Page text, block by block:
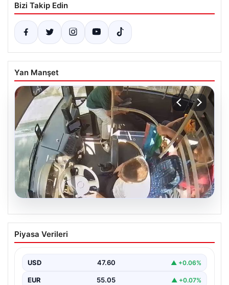
Bizi Takip Edin
Yan Manşet
05.08.2026
Otobüste Rahatsızlanan Yolcuyu Şoför
Hızla Hastaneye Yetiştirdi
yoğun olarak sağlandığı halk otobüslerinde, zaman
zaman acil…
Piyasa Verileri
USD 47.60 ▲ +0.06%
EUR 55.05 ▲ +0.07%